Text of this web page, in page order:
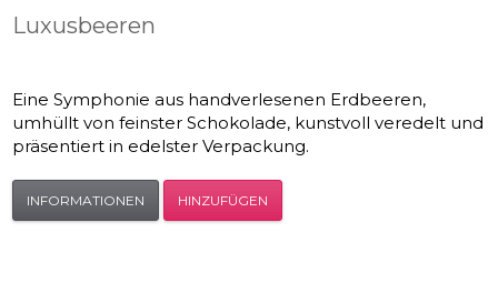
Luxusbeeren
Eine Symphonie aus handverlesenen Erdbeeren,
umhüllt von feinster Schokolade, kunstvoll veredelt und
präsentiert in edelster Verpackung.
INFORMATIONEN HINZUFÜGEN